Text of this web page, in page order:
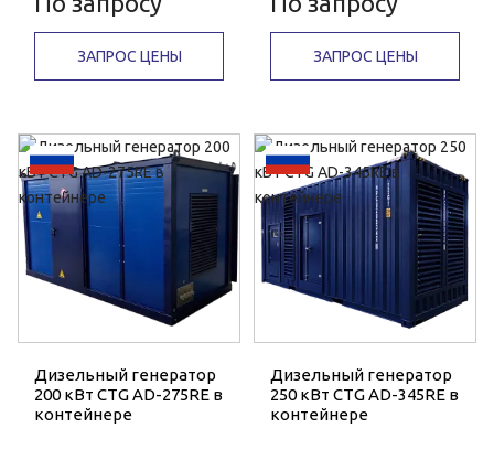
ЗАПРОС ЦЕНЫ ЗАПРОС ЦЕНЫ
Дизельный генератор
200 кВт CTG AD-275RE в
контейнере
Дизельный генератор
250 кВт CTG AD-345RE в
контейнере